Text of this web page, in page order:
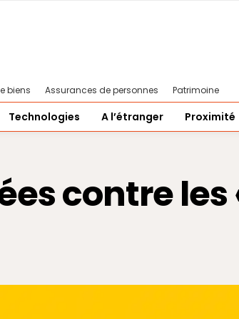
biens Assurances de personnes Patrimoine
Technologies A l’étranger Proximité
contre les